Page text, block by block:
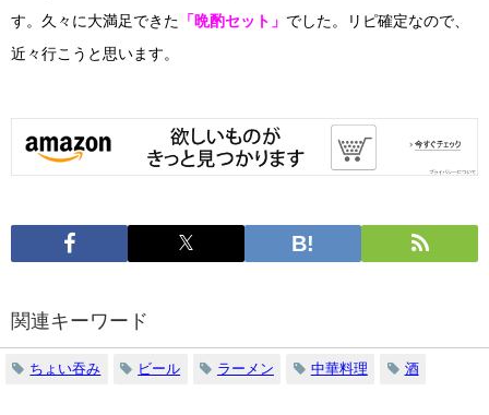
す。久々に大満足できた 「晩酌セット」 でした。リピ確定なので、
近々行こうと思います。
関連キーワード
ちょい吞み ビール ラーメン 中華料理 酒